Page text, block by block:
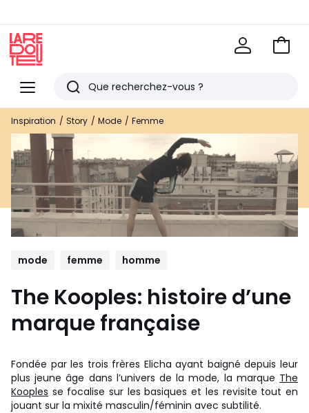
Menu
Redoute
Rechercher
Derniers
articles
vus
Voir
Inspiration Story Mode Femme
mode femme homme
The Kooples: histoire d’une
marque française
Fondée par les trois frères Elicha ayant baigné depuis leur
plus jeune âge dans l’univers de la mode, la marque The
Kooples se focalise sur les basiques et les revisite tout en
jouant sur la mixité masculin/féminin avec subtilité.